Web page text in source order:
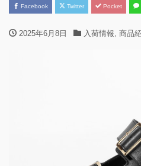
Facebook Twitter Pocket
2025年6月8日 入荷情報, 商品